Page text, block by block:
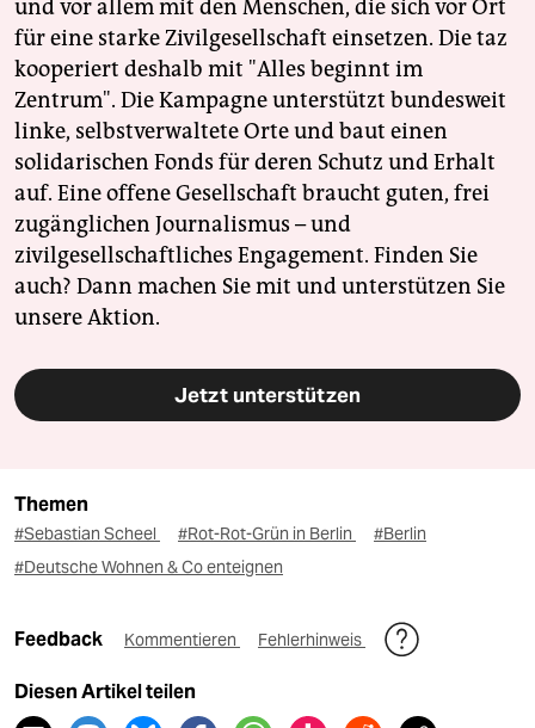
und vor allem mit den Menschen, die sich vor Ort
für eine starke Zivilgesellschaft einsetzen. Die taz
kooperiert deshalb mit "Alles beginnt im
Zentrum". Die Kampagne unterstützt bundesweit
linke, selbstverwaltete Orte und baut einen
solidarischen Fonds für deren Schutz und Erhalt
auf. Eine offene Gesellschaft braucht guten, frei
zugänglichen Journalismus – und
zivilgesellschaftliches Engagement. Finden Sie
auch? Dann machen Sie mit und unterstützen Sie
unsere Aktion.
Jetzt unterstützen
Themen
#Sebastian Scheel #Rot-Rot-Grün in Berlin
#Berlin
#Deutsche Wohnen & Co enteignen
Feedback Kommentieren Fehlerhinweis
Diesen Artikel teilen